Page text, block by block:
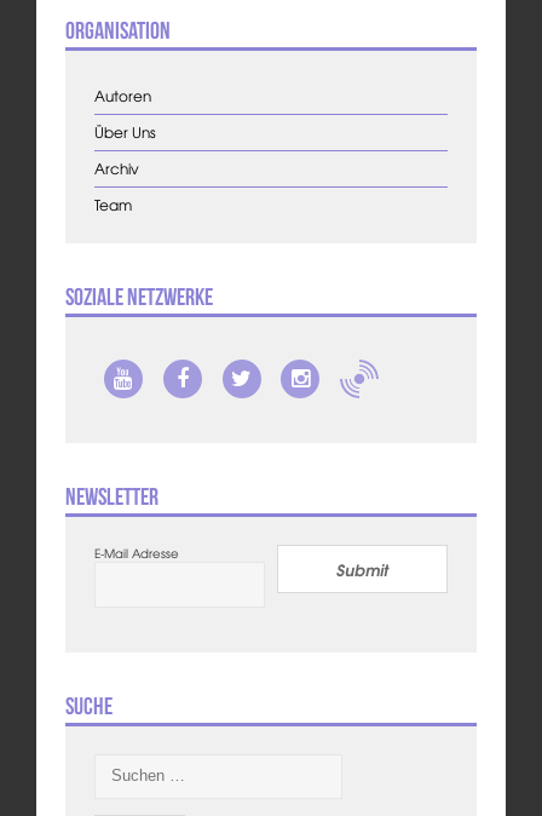
Organisation
Autoren
Über Uns
Archiv
Team
Soziale Netzwerke
Newsletter
E-Mail Adresse
Submit
Suche
nach: